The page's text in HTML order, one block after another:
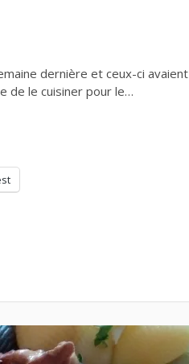
dernière et ceux-ci avaient
de le cuisiner pour le…